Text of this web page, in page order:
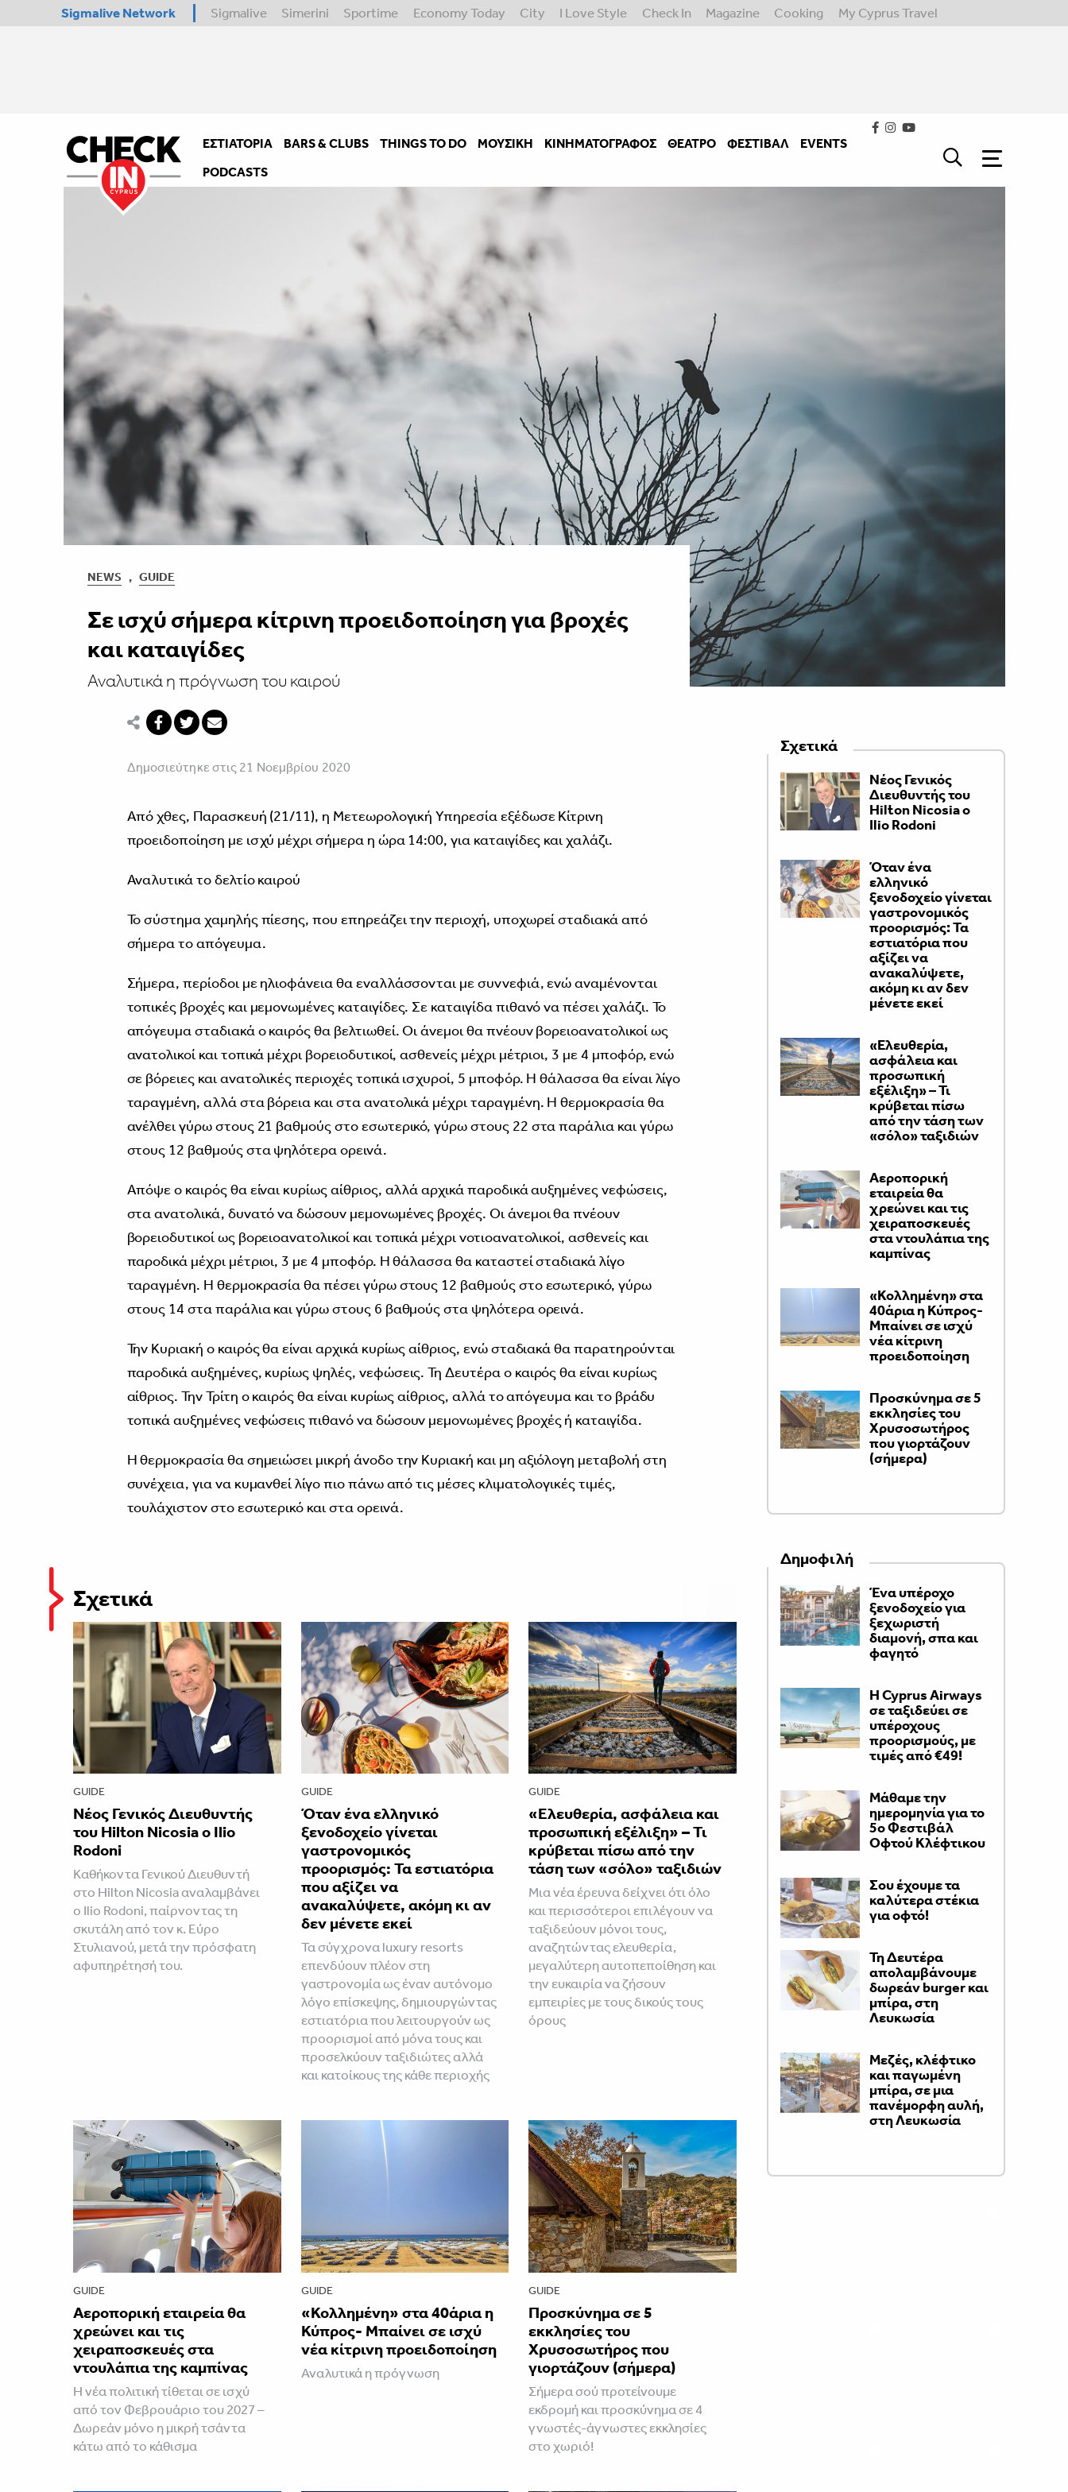
Sigmalive Network Sigmalive Simerini Sportime Economy Today City I Love Style Check In Magazine Cooking My Cyprus Travel
ΕΣΤΙΑΤΌΡΙΑ BARS & CLUBS THINGS TO DO ΜΟΥΣΙΚΉ ΚΙΝΗΜΑΤΟΓΡΆΦΟΣ ΘΈΑΤΡΟ ΦΕΣΤΙΒΑΛ
EVENTS
PODCASTS
NEWS , GUIDE
Σε ισχύ σήμερα κίτρινη προειδοποίηση για βροχές
και καταιγίδες
Αναλυτικά η πρόγνωση του καιρού
Δημοσιεύτηκε στις 21 Νοεμβρίου 2020
Από χθες, Παρασκευή (21/11), η Μετεωρολογική Υπηρεσία εξέδωσε Κίτρινη
προειδοποίηση με ισχύ μέχρι σήμερα η ώρα 14:00, για καταιγίδες και χαλάζι.
Αναλυτικά το δελτίο καιρού
Το σύστημα χαμηλής πίεσης, που επηρεάζει την περιοχή, υποχωρεί σταδιακά από
σήμερα το απόγευμα.
Σήμερα, περίοδοι με ηλιοφάνεια θα εναλλάσσονται με συννεφιά, ενώ αναμένονται
τοπικές βροχές και μεμονωμένες καταιγίδες. Σε καταιγίδα πιθανό να πέσει χαλάζι. Το
απόγευμα σταδιακά ο καιρός θα βελτιωθεί. Οι άνεμοι θα πνέουν βορειοανατολικοί ως
ανατολικοί και τοπικά μέχρι βορειοδυτικοί, ασθενείς μέχρι μέτριοι, 3 με 4 μποφόρ, ενώ
σε βόρειες και ανατολικές περιοχές τοπικά ισχυροί, 5 μποφόρ. Η θάλασσα θα είναι λίγο
ταραγμένη, αλλά στα βόρεια και στα ανατολικά μέχρι ταραγμένη. Η θερμοκρασία θα
ανέλθει γύρω στους 21 βαθμούς στο εσωτερικό, γύρω στους 22 στα παράλια και γύρω
στους 12 βαθμούς στα ψηλότερα ορεινά.
Απόψε ο καιρός θα είναι κυρίως αίθριος, αλλά αρχικά παροδικά αυξημένες νεφώσεις,
στα ανατολικά, δυνατό να δώσουν μεμονωμένες βροχές. Οι άνεμοι θα πνέουν
βορειοδυτικοί ως βορειοανατολικοί και τοπικά μέχρι νοτιοανατολικοί, ασθενείς και
παροδικά μέχρι μέτριοι, 3 με 4 μποφόρ. Η θάλασσα θα καταστεί σταδιακά λίγο
ταραγμένη. Η θερμοκρασία θα πέσει γύρω στους 12 βαθμούς στο εσωτερικό, γύρω
στους 14 στα παράλια και γύρω στους 6 βαθμούς στα ψηλότερα ορεινά.
Την Κυριακή ο καιρός θα είναι αρχικά κυρίως αίθριος, ενώ σταδιακά θα παρατηρούνται
παροδικά αυξημένες, κυρίως ψηλές, νεφώσεις. Τη Δευτέρα ο καιρός θα είναι κυρίως
αίθριος. Την Τρίτη ο καιρός θα είναι κυρίως αίθριος, αλλά το απόγευμα και το βράδυ
τοπικά αυξημένες νεφώσεις πιθανό να δώσουν μεμονωμένες βροχές ή καταιγίδα.
Η θερμοκρασία θα σημειώσει μικρή άνοδο την Κυριακή και μη αξιόλογη μεταβολή στη
συνέχεια, για να κυμανθεί λίγο πιο πάνω από τις μέσες κλιματολογικές τιμές,
τουλάχιστον στο εσωτερικό και στα ορεινά.
Σχετικά
GUIDE
Νέος Γενικός Διευθυντής
του Hilton Nicosia ο Ilio
Rodoni
Καθήκοντα Γενικού Διευθυντή
στο Hilton Nicosia αναλαμβάνει
ο Ilio Rodoni, παίρνοντας τη
σκυτάλη από τον κ. Εύρο
Στυλιανού, μετά την πρόσφατη
αφυπηρέτησή του.
GUIDE
Όταν ένα ελληνικό
ξενοδοχείο γίνεται
γαστρονομικός
προορισμός: Τα εστιατόρια
που αξίζει να
ανακαλύψετε, ακόμη κι αν
δεν μένετε εκεί
Τα σύγχρονα luxury resorts
επενδύουν πλέον στη
γαστρονομία ως έναν αυτόνομο
λόγο επίσκεψης, δημιουργώντας
εστιατόρια που λειτουργούν ως
προορισμοί από μόνα τους και
προσελκύουν ταξιδιώτες αλλά
και κατοίκους της κάθε περιοχής
GUIDE
«Ελευθερία, ασφάλεια και
προσωπική εξέλιξη» – Τι
κρύβεται πίσω από την
τάση των «σόλο» ταξιδιών
Μια νέα έρευνα δείχνει ότι όλο
και περισσότεροι επιλέγουν να
ταξιδεύουν μόνοι τους,
αναζητώντας ελευθερία,
μεγαλύτερη αυτοπεποίθηση και
την ευκαιρία να ζήσουν
εμπειρίες με τους δικούς τους
όρους
GUIDE
Αεροπορική εταιρεία θα
χρεώνει και τις
χειραποσκευές στα
ντουλάπια της καμπίνας
Η νέα πολιτική τίθεται σε ισχύ
από τον Φεβρουάριο του 2027 –
Δωρεάν μόνο η μικρή τσάντα
κάτω από το κάθισμα
GUIDE
«Κολλημένη» στα 40άρια η
Κύπρος- Μπαίνει σε ισχύ
νέα κίτρινη προειδοποίηση
Αναλυτικά η πρόγνωση
GUIDE
Προσκύνημα σε 5
εκκλησίες του
Χρυσοσωτήρος που
γιορτάζουν (σήμερα)
Σήμερα σού προτείνουμε
εκδρομή και προσκύνημα σε 4
γνωστές-άγνωστες εκκλησίες
στο χωριό!
Σχετικά
Νέος Γενικός
Διευθυντής του
Hilton Nicosia ο
Ilio Rodoni
Όταν ένα
ελληνικό
ξενοδοχείο γίνεται
γαστρονομικός
προορισμός: Τα
εστιατόρια που
αξίζει να
ανακαλύψετε,
ακόμη κι αν δεν
μένετε εκεί
«Ελευθερία,
ασφάλεια και
προσωπική
εξέλιξη» – Τι
κρύβεται πίσω
από την τάση των
«σόλο» ταξιδιών
Αεροπορική
εταιρεία θα
χρεώνει και τις
χειραποσκευές
στα ντουλάπια της
καμπίνας
«Κολλημένη» στα
40άρια η Κύπρος-
Μπαίνει σε ισχύ
νέα κίτρινη
προειδοποίηση
Προσκύνημα σε 5
εκκλησίες του
Χρυσοσωτήρος
που γιορτάζουν
(σήμερα)
Δημοφιλή
Ένα υπέροχο
ξενοδοχείο για
ξεχωριστή
διαμονή, σπα και
φαγητό
H Cyprus Airways
σε ταξιδεύει σε
υπέροχους
προορισμούς, με
τιμές από €49!
Μάθαμε την
ημερομηνία για το
5ο Φεστιβάλ
Οφτού Κλέφτικου
Σου έχουμε τα
καλύτερα στέκια
για οφτό!
Τη Δευτέρα
απολαμβάνουμε
δωρεάν burger και
μπίρα, στη
Λευκωσία
Μεζές, κλέφτικο
και παγωμένη
μπίρα, σε μια
πανέμορφη αυλή,
στη Λευκωσία